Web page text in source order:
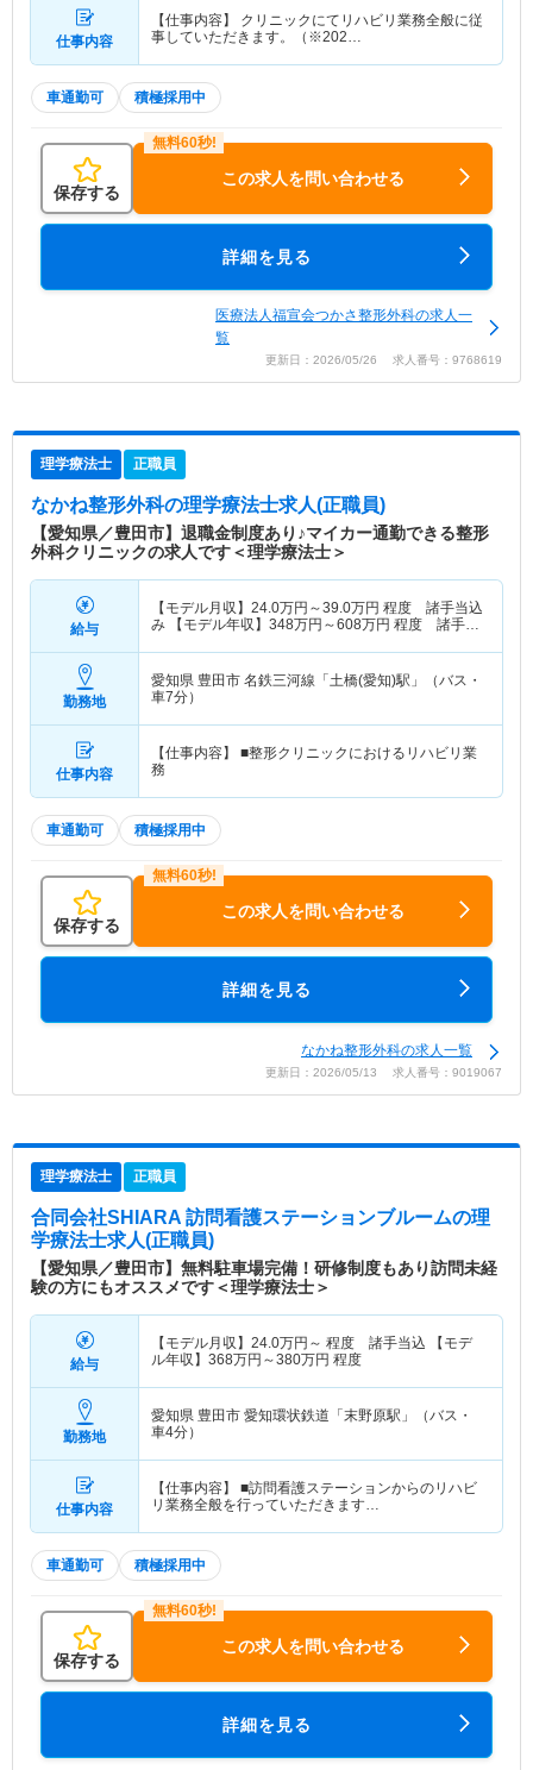
仕事内容
【仕事内容】 クリニックにてリハビリ業務全般に従
事していただきます。（※202…
車通勤可 積極採用中
保存する
この求人を問い合わせる
詳細を見る
医療法人福宣会つかさ整形外科の求人一
覧
更新日：2026/05/26 求人番号：9768619
理学療法士 正職員
なかね整形外科の理学療法士求人(正職員)
【愛知県／豊田市】退職金制度あり♪マイカー通勤できる整形
外科クリニックの求人です＜理学療法士＞
給与
【モデル月収】 24.0万円～39.0万円 程度 諸手当込
み 【モデル年収】 348万円～608万円 程度 諸手当
勤務地
愛知県 豊田市 名鉄三河線「土橋(愛知)駅」（バス・
車7分）
仕事内容
【仕事内容】 ■整形クリニックにおけるリハビリ業
務
車通勤可 積極採用中
保存する
この求人を問い合わせる
詳細を見る
なかね整形外科の求人一覧
更新日：2026/05/13 求人番号：9019067
理学療法士 正職員
合同会社SHIARA 訪問看護ステーションブルームの理
学療法士求人(正職員)
【愛知県／豊田市】無料駐車場完備！研修制度もあり訪問未経
験の方にもオススメです＜理学療法士＞
給与
【モデル月収】 24.0万円～ 程度 諸手当込 【モデ
ル年収】 368万円～380万円 程度
勤務地
愛知県 豊田市 愛知環状鉄道「末野原駅」（バス・
車4分）
仕事内容
【仕事内容】 ■訪問看護ステーションからのリハビ
リ業務全般を行っていただきます…
車通勤可 積極採用中
保存する
この求人を問い合わせる
詳細を見る